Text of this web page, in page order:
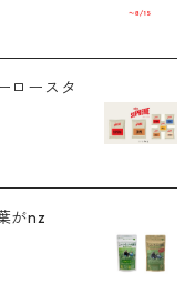
ロースタ
がnz